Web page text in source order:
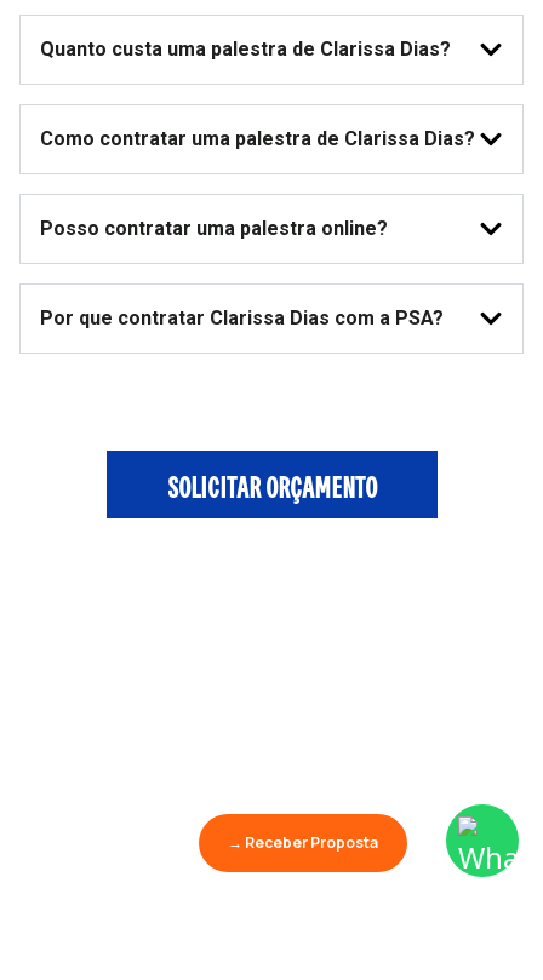
Quanto custa uma palestra de Clarissa Dias?
Como contratar uma palestra de Clarissa Dias?
Posso contratar uma palestra online?
Por que contratar Clarissa Dias com a PSA?
SOLICITAR ORÇAMENTO
→ Receber Proposta